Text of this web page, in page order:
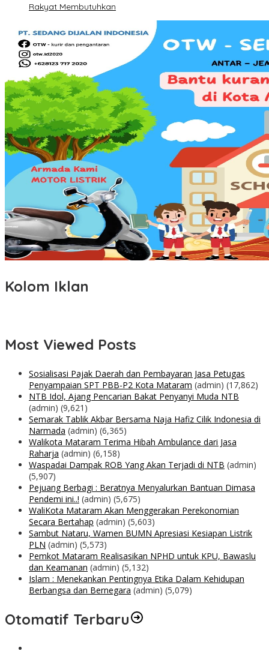
Rakyat Membutuhkan
Kolom Iklan
Most Viewed Posts
Sosialisasi Pajak Daerah dan Pembayaran Jasa Petugas
Penyampaian SPT PBB-P2 Kota Mataram (admin) (17,862)
NTB Idol, Ajang Pencarian Bakat Penyanyi Muda NTB
(admin) (9,621)
Semarak Tablik Akbar Bersama Naja Hafiz Cilik Indonesia di
Narmada (admin) (6,365)
Walikota Mataram Terima Hibah Ambulance dari Jasa
Raharja (admin) (6,158)
Waspadai Dampak ROB Yang Akan Terjadi di NTB (admin)
(5,907)
Pejuang Berbagi : Beratnya Menyalurkan Bantuan Dimasa
Pendemi ini..! (admin) (5,675)
WaliKota Mataram Akan Menggerakan Perekonomian
Secara Bertahap (admin) (5,603)
Sambut Nataru, Wamen BUMN Apresiasi Kesiapan Listrik
PLN (admin) (5,573)
Pemkot Mataram Realisasikan NPHD untuk KPU, Bawaslu
dan Keamanan (admin) (5,132)
Islam : Menekankan Pentingnya Etika Dalam Kehidupan
Berbangsa dan Bernegara (admin) (5,079)
Otomatif Terbaru